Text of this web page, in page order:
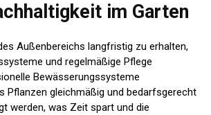
im Garten
Außenbereichs langfristig zu erhalten,
und regelmäßige Pflege
Bewässerungssysteme
Pflanzen gleichmäßig und bedarfsgerecht
werden, was Zeit spart und die